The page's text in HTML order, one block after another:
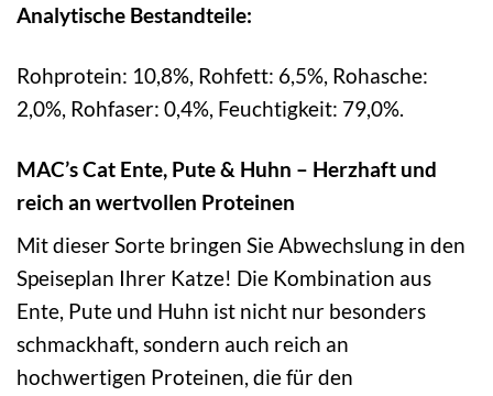
Analytische Bestandteile:
Rohprotein: 10,8%, Rohfett: 6,5%, Rohasche:
2,0%, Rohfaser: 0,4%, Feuchtigkeit: 79,0%.
MAC’s Cat Ente, Pute & Huhn – Herzhaft und
reich an wertvollen Proteinen
Mit dieser Sorte bringen Sie Abwechslung in den
Speiseplan Ihrer Katze! Die Kombination aus
Ente, Pute und Huhn ist nicht nur besonders
schmackhaft, sondern auch reich an
hochwertigen Proteinen, die für den